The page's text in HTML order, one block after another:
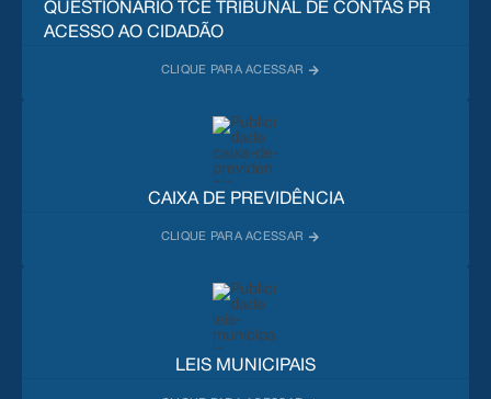
QUESTIONÁRIO TCE TRIBUNAL DE CONTAS PR
ACESSO AO CIDADÃO
CAIXA DE PREVIDÊNCIA
LEIS MUNICIPAIS